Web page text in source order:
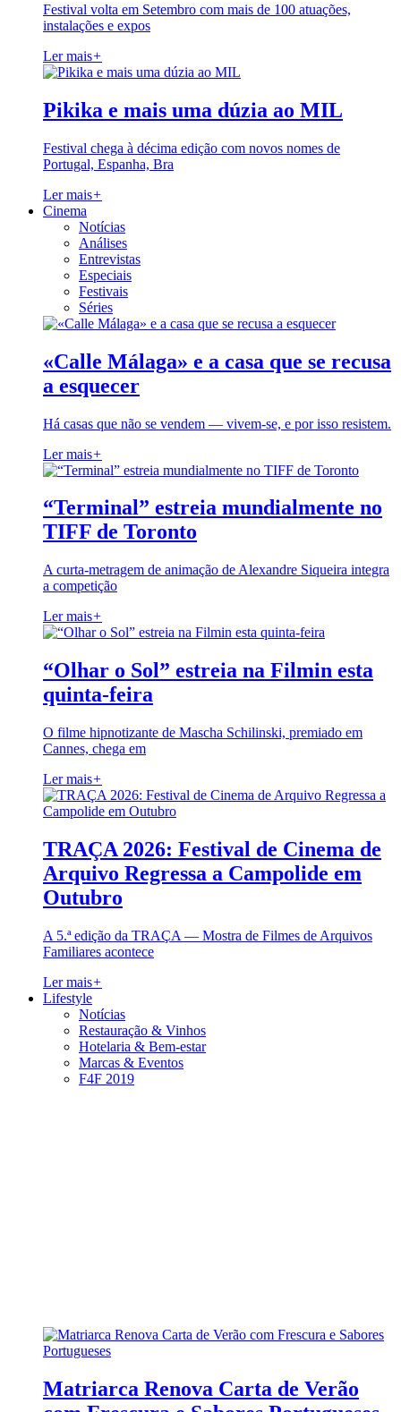
Festival volta em Setembro com mais de 100 atuações,
instalações e expos
Ler mais+
Pikika e mais uma dúzia ao MIL
Festival chega à décima edição com novos nomes de
Portugal, Espanha, Bra
Ler mais+
Cinema
Notícias
Análises
Entrevistas
Especiais
Festivais
Séries
«Calle Málaga» e a casa que se recusa
a esquecer
Há casas que não se vendem — vivem-se, e por isso resistem.
Ler mais+
“Terminal” estreia mundialmente no
TIFF de Toronto
A curta-metragem de animação de Alexandre Siqueira integra
a competição
Ler mais+
“Olhar o Sol” estreia na Filmin esta
quinta-feira
O filme hipnotizante de Mascha Schilinski, premiado em
Cannes, chega em
Ler mais+
TRAÇA 2026: Festival de Cinema de
Arquivo Regressa a Campolide em
Outubro
A 5.ª edição da TRAÇA — Mostra de Filmes de Arquivos
Familiares acontece
Ler mais+
Lifestyle
Notícias
Restauração & Vinhos
Hotelaria & Bem-estar
Marcas & Eventos
F4F 2019
Matriarca Renova Carta de Verão